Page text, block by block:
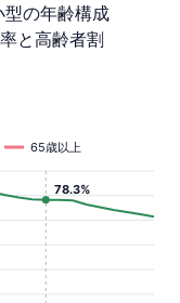
の年齢構成
と高齢者割
65歳以上
78.3%